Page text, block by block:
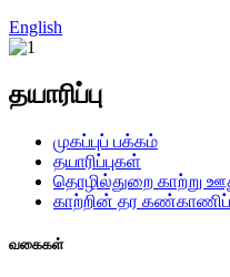
English
தயாரிப்பு
முகப்புப் பக்கம்
தயாரிப்புகள்
தொழில்துறை காற்று
காற்றின் தர
வகைகள்